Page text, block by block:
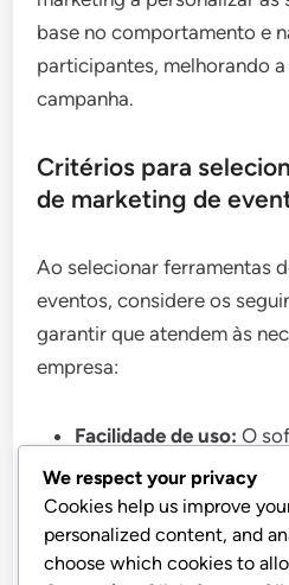
base no comportamento e
participantes, melhorando
campanha.
Critérios para
de marketing de
Ao selecionar ferramentas
eventos, considere os
garantir que atendem às
empresa:
Facilidade de uso: O
interface intuitiva que
configuração e gestão
Capacidades de
ferramentas que
We respect your privacy
Cookies help us improve
personalized content, and
choose which cookies to